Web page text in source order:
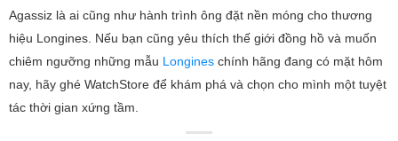
Agassiz là ai cũng như hành trình ông đặt nền móng cho thương
hiệu Longines. Nếu bạn cũng yêu thích thế giới đồng hồ và muốn
chiêm ngưỡng những mẫu Longines chính hãng đang có mặt hôm
nay, hãy ghé WatchStore để khám phá và chọn cho mình một tuyệt
tác thời gian xứng tầm.